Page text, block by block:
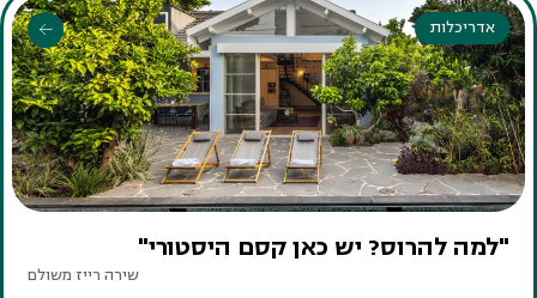
אדריכלות
"למה להרוס? יש כאן קסם היסטורי"
שירה רייז משולם